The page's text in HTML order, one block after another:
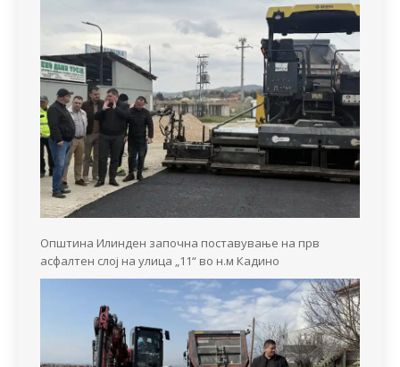
Општина Илинден започна поставување на прв
асфалтен слој на улица „11“ во н.м Кадино